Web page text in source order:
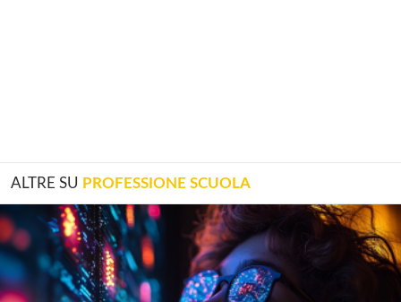
ALTRE SU PROFESSIONE SCUOLA